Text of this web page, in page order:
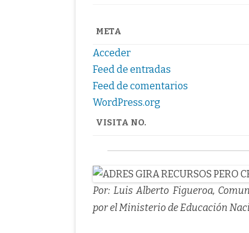
META
Acceder
Feed de entradas
Feed de comentarios
WordPress.org
VISITA NO.
Por: Luis Alberto Figueroa,
por el Ministerio de Educación